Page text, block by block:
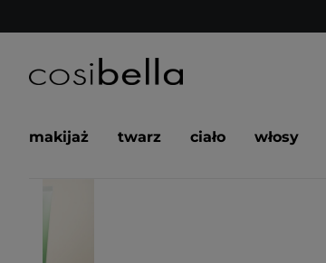
makijaż twarz ciało włosy